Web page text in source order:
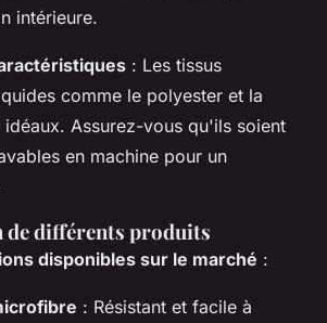
intérieure.
: Les tissus
comme le polyester et la
Assurez-vous qu'ils soient
en machine pour un
de différents produits
disponibles sur le marché :
: Résistant et facile à